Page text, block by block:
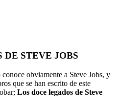
DE STEVE JOBS
obviamente a Steve Jobs, y
que se han escrito de este
Los doce legados de Steve